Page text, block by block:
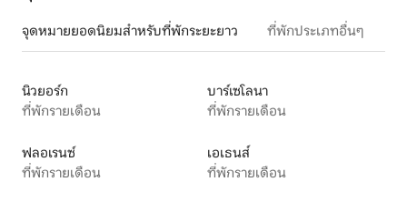
จุดหมายยอดนิยมสำหรับที่พักระยะยาว ที่พักประเภทอื่นๆ
นิวยอร์ก
ที่พักรายเดือน
บาร์เซโลนา
ที่พักรายเดือน
ฟลอเรนซ์
ที่พักรายเดือน
เอเธนส์
ที่พักรายเดือน